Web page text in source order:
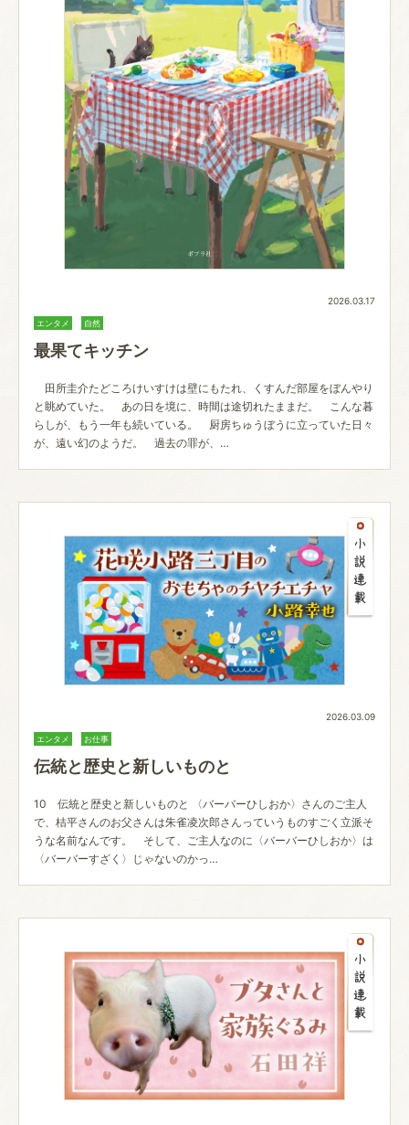
2026.03.17
エンタメ 自然
最果てキッチン
田所圭介たどころけいすけは壁にもたれ、くすんだ部屋をぼんやり
と眺めていた。 あの日を境に、時間は途切れたままだ。 こんな暮
らしが、もう一年も続いている。 厨房ちゅうぼうに立っていた日々
が、遠い幻のようだ。 過去の罪が、…
2026.03.09
エンタメ お仕事
伝統と歴史と新しいものと
10 伝統と歴史と新しいものと 〈バーバーひしおか〉さんのご主人
で、桔平さんのお父さんは朱雀凌次郎さんっていうものすごく立派そ
うな名前なんです。 そして、ご主人なのに〈バーバーひしおか〉は
〈バーバーすざく〉じゃないのかっ…